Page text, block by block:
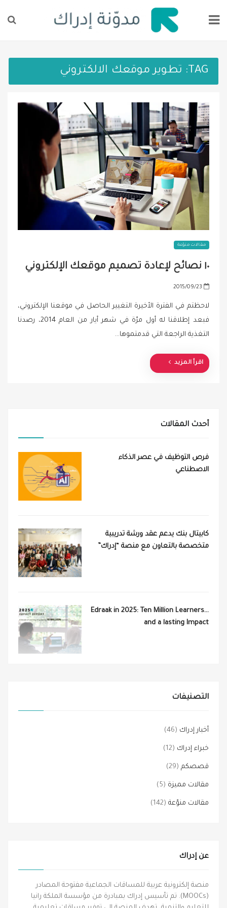
TAG: تطوير موقعك الالكتروني
مقالات منوّعة
١٠ نصائح لإعادة تصميم موقعك الإلكتروني
P
t
e
o
n
2015/09/23
لاحظتم في الفترة الأخيرة التغيير الحاصل في موقعنا الإلكتروني،
فبعد إطلاقنا له أول مرّة في شهر أيار من العام 2014، رصدنا
التغذية الراجعة التي قدمتموها…
اقرأ المزيد
أحدث المقالات
فرص التوظيف في عصر الذكاء
الاصطناعي
كابيتال بنك يدعم عقد ورشة تدريبية
متخصصة بالتعاون مع منصة “إدراك”
Edraak in 2025: Ten Million Learners…
and a lasting Impact
التصنيفات
أخبار إدراك (46)
خبراء إدراك (12)
قصصكم (29)
مقالات مميزة (5)
مقالات منوّعة (142)
عن إدراك
منصة إلكترونية عربية للمساقات الجماعية مفتوحة المصادر
(MOOCs). تم تأسيس إدراك بمبادرة من مؤسسة الملكة رانيا